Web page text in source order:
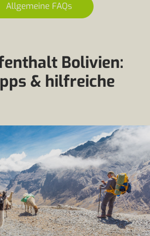
Allgemeine FAQs
Bolivien:
& hilfreiche